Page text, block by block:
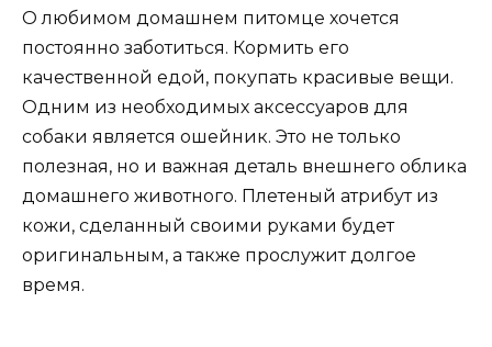
О любимом домашнем питомце хочется
постоянно заботиться. Кормить его
качественной едой, покупать красивые вещи.
Одним из необходимых аксессуаров для
собаки является ошейник. Это не только
полезная, но и важная деталь внешнего облика
домашнего животного. Плетеный атрибут из
кожи, сделанный своими руками будет
оригинальным, а также прослужит долгое
время.